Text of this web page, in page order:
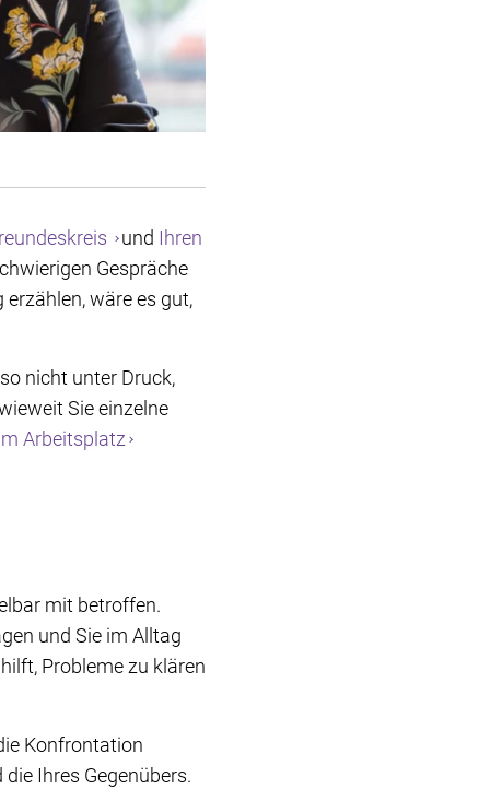
und Ihren
Gespräche
wäre es gut,
nicht unter Druck,
Sie einzelne
Arbeitsplatz
mit betroffen.
und Sie im Alltag
Probleme zu klären
Konfrontation
Ihres Gegenübers.